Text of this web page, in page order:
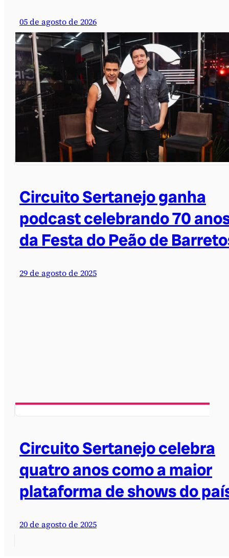
05 de agosto de 2026
Circuito Sertanejo ganha
podcast celebrando 70
da Festa do Peão de
29 de agosto de 2025
Circuito Sertanejo celebra
quatro anos como a maior
plataforma de shows do
20 de agosto de 2025